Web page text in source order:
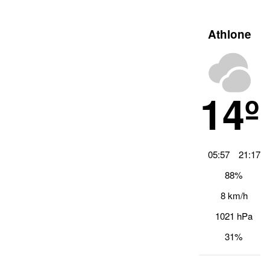
Athlone
14º
05:57
21:17
88%
8 km/h
1021 hPa
31%